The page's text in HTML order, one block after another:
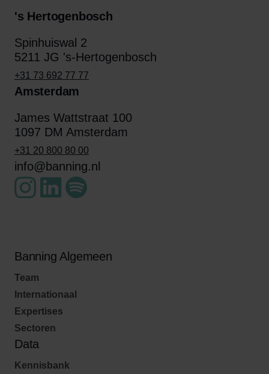
's Hertogenbosch
Spinhuiswal 2
5211 JG 's-Hertogenbosch
+31 73 692 77 77
Amsterdam
James Wattstraat 100
1097 DM Amsterdam
+31 20 800 80 00
info@banning.nl
Banning Algemeen
Team
Internationaal
Expertises
Sectoren
Data
Kennisbank